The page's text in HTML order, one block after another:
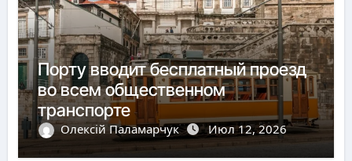
Порту вводит бесплатный проезд
во всем общественном
транспорте
Олексій Паламарчук Июл 12, 2026